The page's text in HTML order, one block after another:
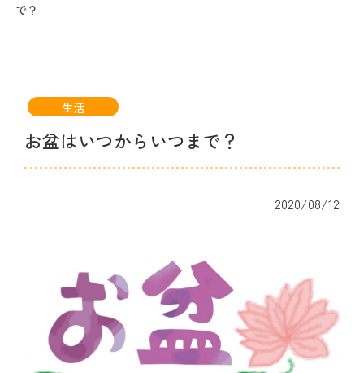
で？
生活
お盆はいつからいつまで？
2020/08/12